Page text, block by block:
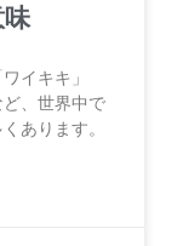
イキキ」
ど、世界中で
あります。